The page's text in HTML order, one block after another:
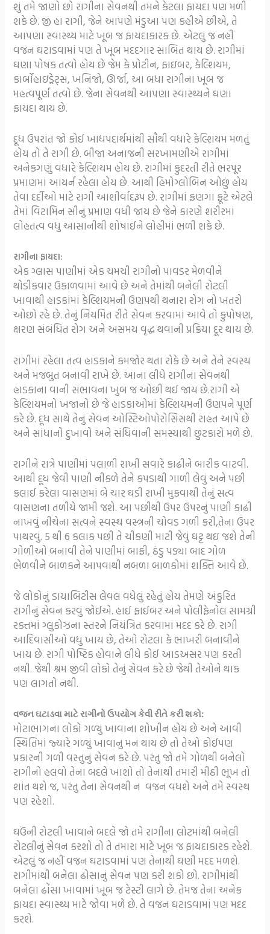
શું તમે જાણો છો રાગીના સેવનથી તમને કેટલા ફાયદા પણ મળી
શકે છે. જી હા રાગી, જેને આપણે મંડુઆ પણ કહીએ છીએ, તે
આપણા સ્વાસ્થ્ય માટે ખૂબ જ ફાયદાકારક છે. એટલું જ નહીં
વજન ઘટાડવામાં પણ તે ખૂબ મદદગાર સાબિત થાય છે. રાગીમાં
ઘણા પોષક તત્વો હોય છે જેમ કે પ્રોટીન, ફાઇબર, કેલ્શિયમ,
કાર્બોહાઇડ્રેટ્સ, ખનિજો, ઊર્જા, આ બધા રાગીના ખૂબ જ
મહત્વપૂર્ણ તત્વો છે. જેના સેવનથી આપણા સ્વાસ્થ્યને ઘણા
ફાયદા થાય છે.
દૂધ ઉપરાંત જો કોઈ ખાદ્યપદાર્થમાંથી સૌથી વધારે કેલ્શિયમ મળતું
હોય તો તે રાગી છે. બીજા અનાજની સરખામણીએ રાગીમાં
અનેકગણું વધારે કેલ્શિયમ હોય છે. રાગીમાં કુદરતી રીતે ભરપૂર
પ્રમાણમાં આયર્ન રહેલા હોય છે. આથી હિમોગ્લોબિન ઓછું હોય
તેવા દર્દીઓ માટે રાગી આશીર્વાદરૂપ છે. રાગીમાં ફણગા ફૂટે એટલે
તેમાં વિટામિન સીનું પ્રમાણ વધી જાય છે જેને કારણે શરીરમાં
લોહતત્વ વધુ આસાનીથી શોષાઈને લોહીમાં ભળી શકે છે.
રાગીના ફાયદા:
એક ગ્લાસ પાણીમાં એક ચમચી રાગીનો પાવડર મેળવીને
થોડીકવાર ઉકાળવામાં આવે છે અને તેમાંથી બનેલી રોટલી
ખાવાથી હાડકાંમાં કેલ્શિયમની ઉણપથી થનારા રોગ નો ખતરો
ઓછો રહે છે. તેનું નિયમિત રીતે સેવન કરવામાં આવે તો કુપોષણ,
ક્ષરણ સંબંધિત રોગ અને અસમય વૃદ્ધ થવાની પ્રક્રિયા દૂર થાય છે.
રાગીમાં રહેલા તત્વ હાડકાને કમજોર થતા રોકે છે અને તેને સ્વસ્થ
અને મજબુત બનાવી રાખે છે. આના લીધે રાગીના સેવનથી
હાડકાના વાની સંભાવના ખુબ જ ઓછી થઈ જાય છે.રાગી એ
કેલ્શિયમનો ખજાનો છે જે હાડકાઓમાં કેલ્શિયમની ઉણપને પૂર્ણ
કરે છે. દૂધ સાથે તેનું સેવન ઓસ્ટિઓપોરોસિસથી રાહત આપે છે
અને સાંધાનો દુખાવો અને સંધિવાની સમસ્યાથી છુટકારો મળે છે.
રાગીને રાત્રે પાણીમાં પલાળી રાખી સવારે કાઢીને બારીક વાટવી.
આથી દૂધ જેવી પાણી નીકળે તેને કપડાથી ગાળી લેવું અને પછી
કલાઈ કરેલા વાસણમાં બે ચાર ઘડી રાખી મુકવાથી તેનું સત્વ
વાસણના તળીયે જામી જશે. આ પછીથી ઉપર ઉપરનું પાણી કાઢી
નાખવું નીચેના સત્વને સ્વસ્થ વસ્ત્રની ચોવડ ગળી કરી,તેના ઉપર
પાથરવું. 5 થી 6 કલાક પછી તે ચીકણી માટી જેવું ઘટ્ટ થઇ જશે તેની
ગોળીઓ બનાવી તેને પાણીમાં બાફી, ઠંડુ પડ્યા બાદ ગોળ
ભેળવીને બાળકને આપવાથી નબળા બાળકોમાં શક્તિ આવે છે.
જે લોકોનું ડાયાબિટીસ લેવલ વધેલું રહેતું હોય તેમણે અંકુરિત
રાગીનું સેવન કરવું જોઈએ. હાઈ ફાઈબર અને પોલીફેનોલ સામગ્રી
રક્તમાં ગ્લુકોઝના સ્તરને નિયંત્રિત કરવામાં મદદ કરે છે.રાગી
આદિવાસીઓ વધુ ખાય છે, તેઓ રોટલા કે ભાખરી બનાવીને
ખાય છે. રાગી પોષ્ટિક હોવાને લીધે કોઈ આડઅસર પણ કરતી
નથી. જેથી શ્રમ જીવી લોકો તેનું સેવન કરે છે જેથી તેઓને થાક
પણ લાગતો નથી.
વજન ઘટાડવા માટે રાગીનો ઉપયોગ કેવી રીતે કરી શકો:
મોટાભાગના લોકો ગળ્યું ખાવાના શોખીન હોય છે અને આવી
સ્થિતિમાં જ્યારે ગળ્યું ખાવાનુ મન થાય છે તો તેઓ કોઈપણ
પ્રકારની ગળી વસ્તુનું સેવન કરે છે. પરંતુ જો તમે ગોળથી બનેલો
રાગીનો હલવો તેના બદલે ખાશો તો તેનાથી તમારી મીઠી ભૂખ તો
શાંત થશે જ, પરંતુ તેના સેવનથી ન વજન વધશે અને તમે સ્વસ્થ
પણ રહેશો.
ઘઉંની રોટલી ખાવાને બદલે જો તમે રાગીના લોટમાંથી બનેલી
રોટલીનું સેવન કરશો તો તે તમારા માટે ખૂબ જ ફાયદાકારક રહેશે.
એટલું જ નહીં વજન ઘટાડવામાં પણ તેનાથી ઘણી મદદ મળશે.
રાગીમાંથી બનેલા ઢોસાનું સેવન પણ કરી શકો છો. રાગીમાંથી
બનેલા ઢોંસા ખાવામાં ખૂબ જ ટેસ્ટી લાગે છે. તેમજ તેના અનેક
ફાયદા સ્વાસ્થ્ય માટે જોવા મળે છે. તે વજન ઘટાડવામાં પણ મદદ
કરશે.